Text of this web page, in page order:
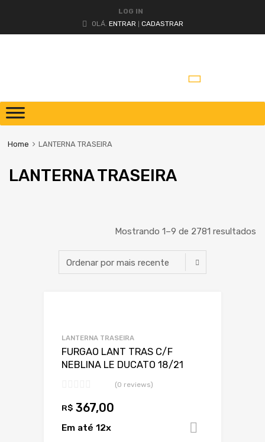
LOG IN
OLÁ. ENTRAR CADASTRAR
Home LANTERNA TRASEIRA
LANTERNA TRASEIRA
Mostrando 1–9 de 2781 resultados
LANTERNA TRASEIRA
FURGAO LANT TRAS C/F
NEBLINA LE DUCATO 18/21
(0 reviews)
R$ 367,00
Em até 12x